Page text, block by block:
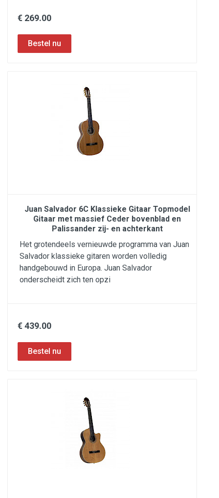
€ 269.00
Juan Salvador 6C Klassieke Gitaar Topmodel
Gitaar met massief Ceder bovenblad en
Palissander zij- en achterkant
Het grotendeels vernieuwde programma van Juan
Salvador klassieke gitaren worden volledig
handgebouwd in Europa. Juan Salvador
onderscheidt zich ten opzi
€ 439.00